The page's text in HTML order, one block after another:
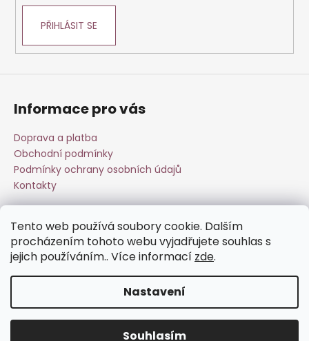
Tento web používá soubory cookie. Dalším
procházením tohoto webu vyjadřujete souhlas s
jejich používáním.. Více informací zde.
Nastavení
Souhlasím
ý
p
PŘIHLÁSIT SE
Informace pro vás
Doprava a platba
Obchodní podmínky
Podmínky ochrany osobních údajů
Kontakty
Přijímáme online platby
Esperit.cz. Všechna práva vyhrazena.